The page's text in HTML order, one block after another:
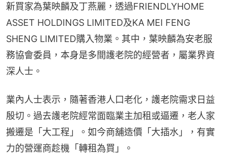
新買家為葉映麟及丁燕麗，透過FRIENDLYHOME
ASSET HOLDINGS LIMITED及KA MEI FENG
SHENG LIMITED購入物業。其中，葉映麟為安老服
務協會委員，本身是多間護老院的經營者，屬業界資
深人士。
業內人士表示，隨著香港人口老化，護老院需求日益
殷切。過去護老院經常面臨業主加租或逼遷，老人家
搬遷是「大工程」。如今商舖造價「大插水」，有實
力的營運商趁機「轉租為買」。